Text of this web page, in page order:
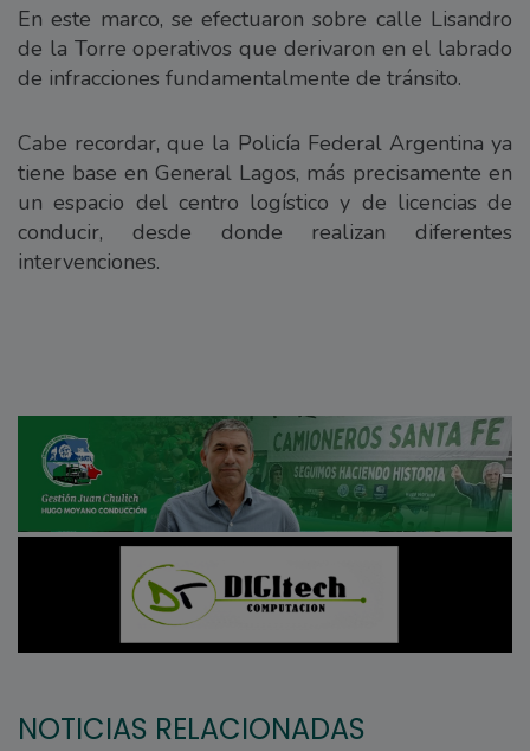
En este marco, se efectuaron sobre calle Lisandro
de la Torre operativos que derivaron en el labrado
de infracciones fundamentalmente de tránsito.
Cabe recordar, que la Policía Federal Argentina ya
tiene base en General Lagos, más precisamente en
un espacio del centro logístico y de licencias de
conducir, desde donde realizan diferentes
intervenciones.
NOTICIAS RELACIONADAS